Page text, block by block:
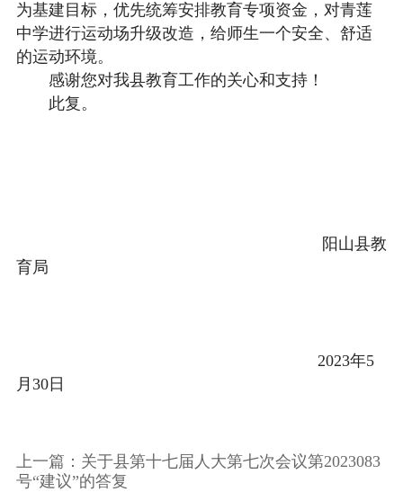
为基建目标，优先统筹安排教育专项资金，对青莲
中学进行运动场升级改造，给师生一个安全、舒适
的运动环境。
感谢您对我县教育工作的关心和支持！
此复。
阳山县教
育局
2023年5
月30日
上一篇：关于县第十七届人大第七次会议第2023083
号“建议”的答复